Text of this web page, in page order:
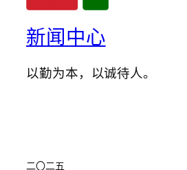
新闻中心
以勤为本，以诚待人。
二〇二五